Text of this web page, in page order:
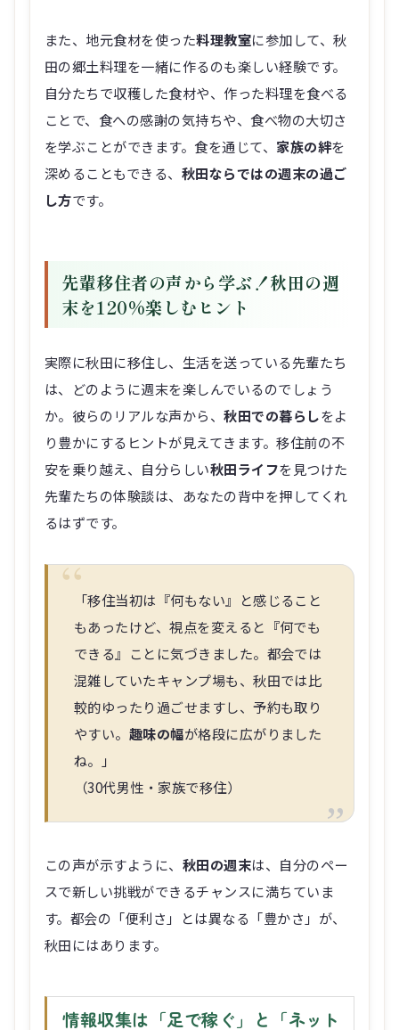
また、地元食材を使った料理教室に参加して、秋
田の郷土料理を一緒に作るのも楽しい経験です。
自分たちで収穫した食材や、作った料理を食べる
ことで、食への感謝の気持ちや、食べ物の大切さ
を学ぶことができます。食を通じて、 家族の絆を
深めることもできる、 秋田ならではの週末の過ご
し方です。
先輩移住者の声から学ぶ！秋田の週
末を120%楽しむヒント
実際に秋田に移住し、生活を送っている先輩たち
は、どのように週末を楽しんでいるのでしょう
か。彼らのリアルな声から、秋田での暮らしをよ
り豊かにするヒントが見えてきます。移住前の不
安を乗り越え、自分らしい秋田ライフを見つけた
先輩たちの体験談は、あなたの背中を押してくれ
るはずです。
「移住当初は『何もない』と感じること
もあったけど、視点を変えると『何でも
できる』ことに気づきました。都会では
混雑していたキャンプ場も、秋田では比
較的ゆったり過ごせますし、予約も取り
やすい。 趣味の幅が格段に広がりました
ね。」
（30代男性・家族で移住）
この声が示すように、 秋田の週末は、自分のペー
スで新しい挑戦ができるチャンスに満ちていま
す。都会の「便利さ」とは異なる「豊かさ」が、
秋田にはあります。
情報収集は「足で稼ぐ」と「ネット